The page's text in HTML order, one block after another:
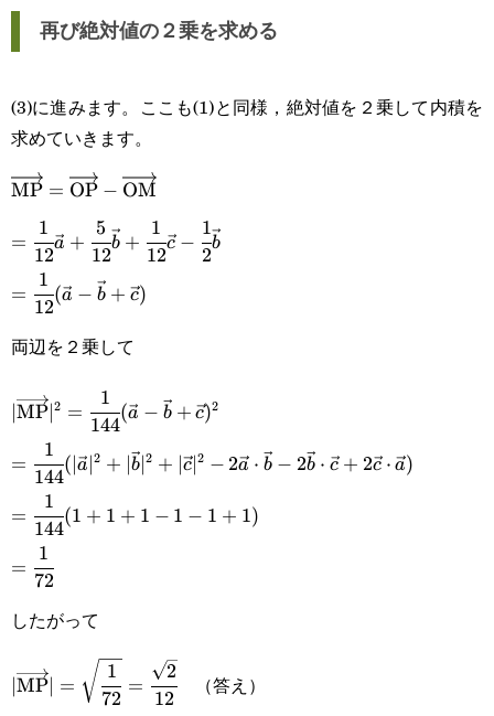
{8}\vec{b}+\cfrac{2}
{12}\vec{b}+\cfrac{1}
{12}\vec{c}
再び絶対値の２乗を求める
(3)に進みます。ここも(1)と同様，絶対値を２乗して内積を
求めていきます。
\overrightarrow{\text{OM}}
MP = OP − OM
=\cfrac{1}
{12}\vec{a}+\cfrac{5}
{12}\vec{b}+\cfrac{1}
{12}\vec{c}-\cfrac{1}
=
12
1
a +
12
5
b +
12
1
c −
2
1
b
=\cfrac{1}{12}
(\vec{a}-
\vec{b}+\vec{c})
=
12
1
(a − b + c)
両辺を２乗して
|\overrightarrow{\text{MP}}|^2=\cfrac{1}
{144}(\vec{a}-\vec{b}+\vec{c})^2
∣MP∣2 =
144
1
(a − b + c)2
2\vec{a}\cdot\vec{b}-
=
144
1
(∣a∣2 + ∣b∣2 + ∣c∣2 − 2a ⋅ b − 2b ⋅ c + 2c ⋅ a)
=\cfrac{1}
{144}
(1+1+1-1-
1+1)
=
144
1
(1 + 1 + 1 − 1 − 1 + 1)
=\cfrac{1}
{72}
=
72
1
したがって
|\overrightarrow{\text{MP}}|=\sqrt{\cfrac{1}
{72}}=\cfrac{\sqrt{2}}{12}
MP =
72
1
=
12
2
（答え）